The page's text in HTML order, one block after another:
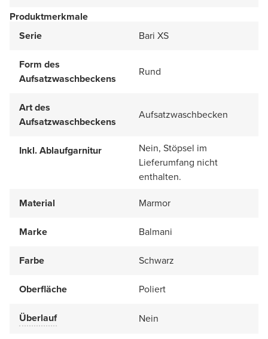
Produktmerkmale
Serie
Bari XS
Form des
Aufsatzwaschbeckens
Rund
Art des
Aufsatzwaschbeckens
Aufsatzwaschbecken
Inkl. Ablaufgarnitur
Nein, Stöpsel im
Lieferumfang nicht
enthalten.
Material
Marmor
Marke Balmani
Farbe Schwarz
Oberfläche Poliert
Überlauf Nein